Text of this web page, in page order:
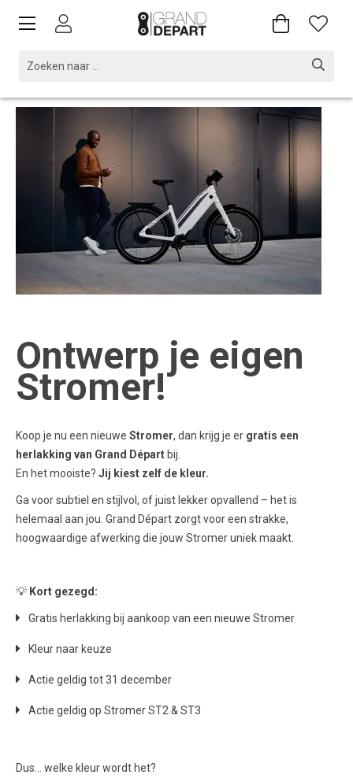
Ontwerp je eigen
Stromer!
Koop je nu een nieuwe Stromer, dan krijg je er gratis een
herlakking van Grand Départ bij.
En het mooiste? Jij kiest zelf de kleur.
Ga voor subtiel en stijlvol, of juist lekker opvallend – het is
helemaal aan jou. Grand Départ zorgt voor een strakke,
hoogwaardige afwerking die jouw Stromer uniek maakt.
💡 Kort gezegd:
Gratis herlakking bij aankoop van een nieuwe Stromer
Kleur naar keuze
Actie geldig tot 31 december
Actie geldig op Stromer ST2 & ST3
Dus… welke kleur wordt het?